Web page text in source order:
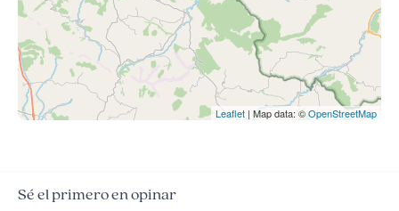
Leaflet | Map data: ©OpenStreetMap
Sé el primero en opinar